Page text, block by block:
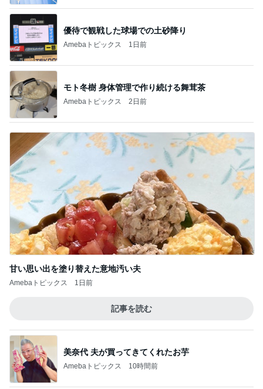
優待で観戦した球場での土砂降り
Amebaトピックス 1日前
モト冬樹 身体管理で作り続ける舞茸茶
Amebaトピックス 2日前
甘い思い出を塗り替えた意地汚い夫
Amebaトピックス 1日前
記事を読む
美奈代 夫が買ってきてくれたお芋
Amebaトピックス 10時間前